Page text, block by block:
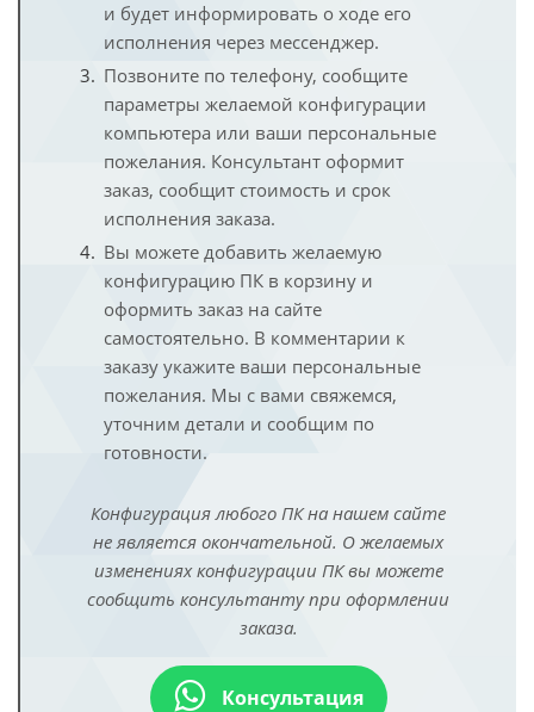
и будет информировать о ходе его
исполнения через мессенджер.
Позвоните по телефону, сообщите
параметры желаемой конфигурации
компьютера или ваши персональные
пожелания. Консультант оформит
заказ, сообщит стоимость и срок
исполнения заказа.
Вы можете добавить желаемую
конфигурацию ПК в корзину и
оформить заказ на сайте
самостоятельно. В комментарии к
заказу укажите ваши персональные
пожелания. Мы с вами свяжемся,
уточним детали и сообщим по
готовности.
Конфигурация любого ПК на нашем сайте
не является окончательной. О желаемых
изменениях конфигурации ПК вы можете
сообщить консультанту при оформлении
заказа.
Консультация